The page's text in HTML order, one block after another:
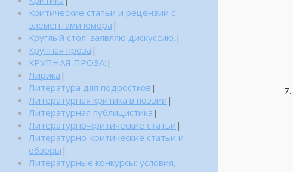
Критические статьи и рецензии с
элементами юмора |
Круглый стол: заявляю дискуссию. |
Крупная проза |
КРУПНАЯ ПРОЗА: |
Лирика |
Литература для подростков |
Литературная критика в поэзии |
Литературная публицистика |
Литературно-критические статьи |
Литературно-критические статьи и
обзоры |
Литературные конкурсы: условия,